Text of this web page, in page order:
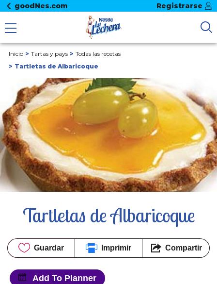
goodNes.com Registrarse
Inicio Tartas y pays
Todas las recetas
Tartletas de Albaricoque
Tartletas de Albaricoque
Guardar Imprimir Compartir
Add To Planner